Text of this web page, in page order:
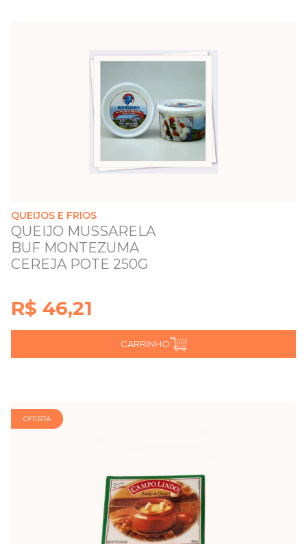
QUEIJOS E FRIOS
QUEIJO MUSSARELA
BUF MONTEZUMA
CEREJA POTE 250G
R$ 46,21
CARRINHO
OFERTA